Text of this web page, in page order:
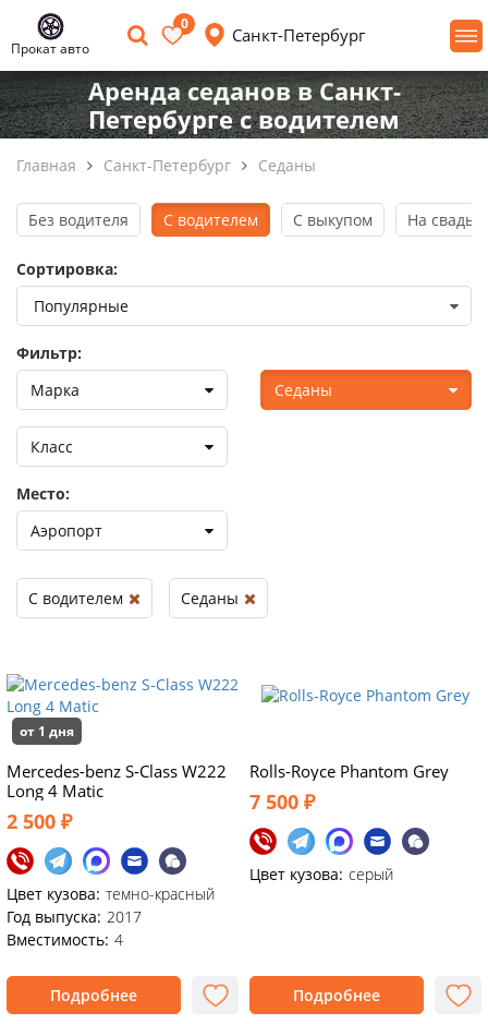
Прокат авто
0
Санкт-Петербург
Аренда седанов в Санкт-
Петербурге с водителем
Главная Санкт-Петербург Седаны
от 1 дня
Mercedes-benz S-Class W222
Long 4 Matic
2 500 ₽
Цвет кузова: темно-красный
Год выпуска: 2017
Вместимость: 4
Подробнее
Rolls-Royce Phantom Grey
7 500 ₽
Цвет кузова: серый
Подробнее
Без водителя С водителем С выкупом На
Сортировка:
Фильтр:
Марка
Седаны
Класс
Место:
Аэропорт
С водителем Седаны